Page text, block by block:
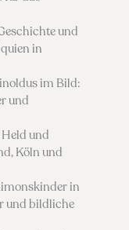
und
in
im Bild:
und
und
Köln und
in
und bildliche